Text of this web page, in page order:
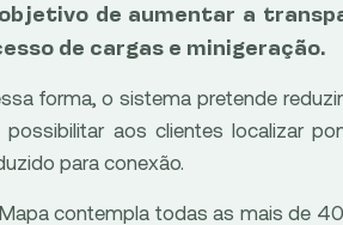
de aumentar a
de cargas e minigeração.
forma, o sistema pretende
possibilitar aos clientes localizar
para conexão.
contempla todas as mais de